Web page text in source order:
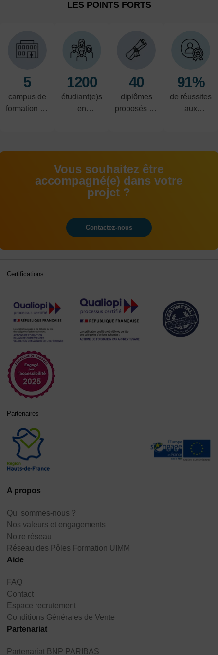
LES POINTS FORTS
5
campus de
formation en
1200
étudiant(e)s
en
40
diplômes
proposés du
91%
de réussites
aux
Vous souhaitez être
accompagné(e) dans votre
projet ?
Contactez-nous
A propos
Qui sommes-nous ?
Nos valeurs et engagements
Notre réseau
Réseau des Pôles Formation UIMM
Aide
FAQ
Contact
Espace recrutement
Conditions Générales de Vente
Partenariat
Partenariat BNP PARIBAS
Certifications
Partenaires